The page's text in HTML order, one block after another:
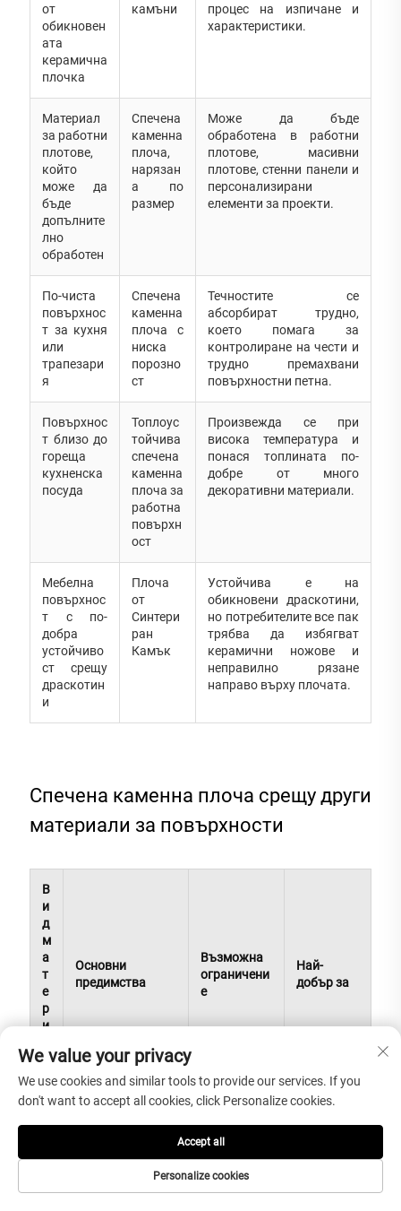
от
обикновен
ата
керамична
плочка
камъни
процес на изпичане и
характеристики.
Материал
за работни
плотове,
който
може да
бъде
допълните
лно
обработен
Спечена
каменна
плоча,
нарязан
а по
размер
Може да бъде
обработена в работни
плотове, масивни
плотове, стенни панели и
персонализирани
елементи за проекти.
По-чиста
повърхнос
т за кухня
или
трапезари
я
Спечена
каменна
плоча с
ниска
порозно
ст
Течностите се
абсорбират трудно,
което помага за
контролиране на чести и
трудно премахвани
повърхностни петна.
Повърхнос
т близо до
гореща
кухненска
посуда
Топлоус
тойчива
спечена
каменна
плоча за
работна
повърхн
ост
Произвежда се при
висока температура и
понася топлината по-
добре от много
декоративни материали.
Мебелна
повърхнос
т с по-
добра
устойчиво
ст срещу
драскотин
и
Плоча
от
Синтери
ран
Камък
Устойчива е на
обикновени драскотини,
но потребителите все пак
трябва да избягват
керамични ножове и
неправилно рязане
направо върху плочата.
Спечена каменна плоча срещу други
материали за повърхности
В
и
д
м
а
т
е
р
и
л
Основни
предимства
Възможна
ограничени
е
Най-
добър за
П
Нова структура
Не е
устойчива
срещу
петна или
Работни
We value your privacy
We use cookies and similar tools to provide our services. If you
don't want to accept all cookies, click Personalize cookies.
Personalize cookies
Accept all